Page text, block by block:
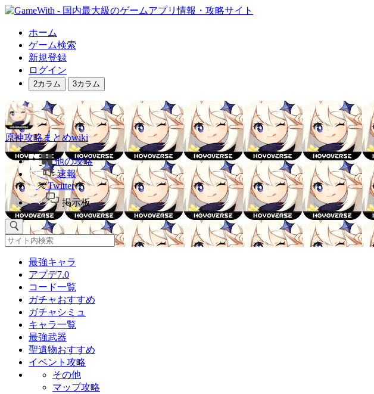
ホーム
ゲーム検索
新規登録
ログイン
2カラム 3カラム
原神攻略まとめwiki
他の攻略
速報
Twitter
掲示板
最強キャラ
アプデ7.0
コード一覧
ガチャおすすめ
ガチャシミュ
キャラ一覧
最強武器
聖遺物おすすめ
イベント攻略
その他
マップ攻略